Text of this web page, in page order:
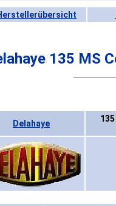
135 MS
Delahaye